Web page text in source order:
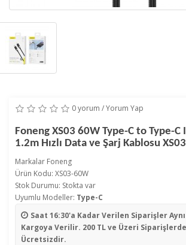
0 yorum /Yorum Yap
Foneng XS03 60W Type-C to Type-C
1.2m Hızlı Data ve Şarj Kablosu
Markalar Foneng
Ürün Kodu: XS03-60W
Stok Durumu: Stokta var
Uyumlu Modeller: Type-C
Saat 16:30'a Kadar Verilen Siparişler
Kargoya Verilir. 200 TL ve Üzeri
Ücretsizdir.